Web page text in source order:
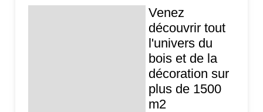
Venez
découvrir tout
l'univers du
bois et de la
décoration sur
plus de 1500
m2